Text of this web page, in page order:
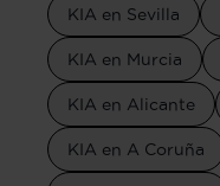
KIA en Sevilla
KIA en Murcia
KIA en Alicante
KIA en A Coruña